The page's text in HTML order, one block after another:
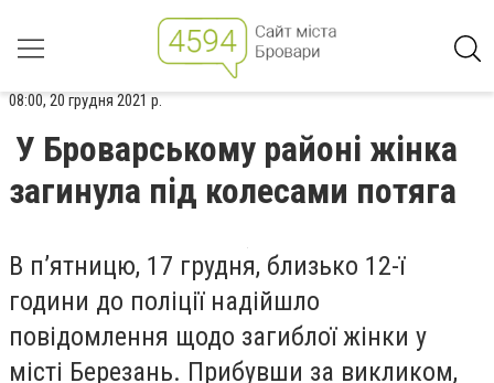
08:00, 20 грудня 2021 р.
У Броварському районі жінка
загинула під колесами потяга
В п’ятницю, 17 грудня, близько 12-ї
години до поліції надійшло
повідомлення щодо загиблої жінки у
місті Березань. Прибувши за викликом,